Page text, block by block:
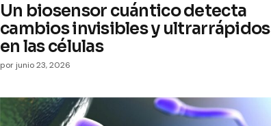
Un biosensor cuántico detecta
cambios invisibles y ultrarrápidos
en las células
por junio 23, 2026